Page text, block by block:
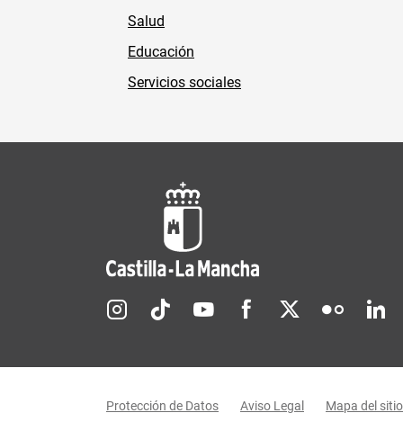
Salud
Educación
Servicios sociales
Redes sociales JCCM
Protección de Datos Aviso Legal Mapa del sitio